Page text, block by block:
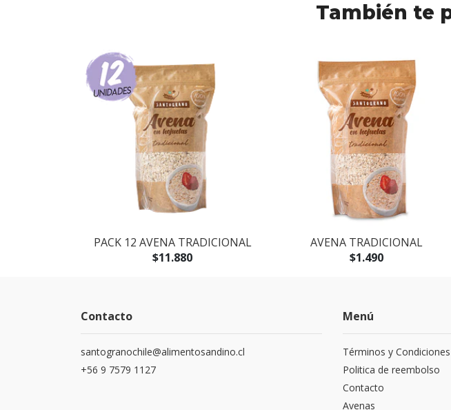
También te
PACK 12 AVENA TRADICIONAL
$11.880
AVENA TRADICIONAL
$1.490
Contacto
santogranochile@alimentosandino.cl
+56 9 7579 1127
Menú
Términos y Condiciones
Politica de reembolso
Contacto
Avenas